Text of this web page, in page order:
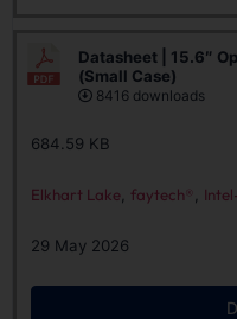
Datasheet | 15.6″
(Small Case)
8416 downloads
684.59 KB
Elkhart Lake faytech®
29 May 2026